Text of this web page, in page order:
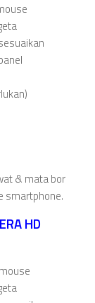
& mata bor
smartphone.
HD